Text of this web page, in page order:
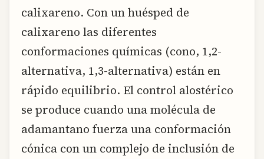
calixareno. Con un huésped de
calixareno las diferentes
conformaciones químicas (cono, 1,2-
alternativa, 1,3-alternativa) están en
rápido equilibrio. El control alostérico
se produce cuando una molécula de
adamantano fuerza una conformación
cónica con un complejo de inclusión de